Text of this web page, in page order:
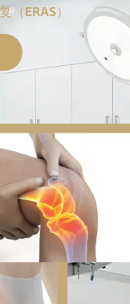
（ERAS）